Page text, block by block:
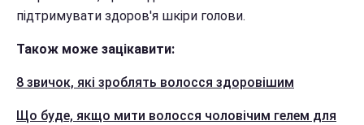
підтримувати здоров'я шкіри голови.
Також може зацікавити:
8 звичок, які зроблять волосся здоровішим
Що буде, якщо мити волосся чоловічим гелем для